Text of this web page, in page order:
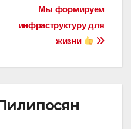
Мы формируем
инфраструктуру для
жизни